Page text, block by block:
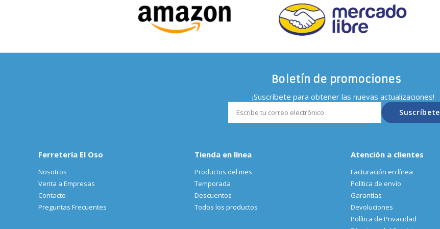
Boletín de promociones
¡Suscríbete para obtener las nuevas actualizaciones!
Suscríbete
Ferretería El Oso
Nosotros
Venta a Empresas
Contacto
Preguntas Frecuentes
Tienda en línea
Productos del mes
Temporada
Descuentos
Todos los productos
Atención a clientes
Facturación en línea
Política de envío
Garantías
Devoluciones
Política de Privacidad